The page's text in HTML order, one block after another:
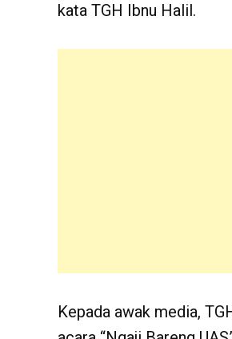
kata TGH Ibnu Halil.
Kepada awak media,